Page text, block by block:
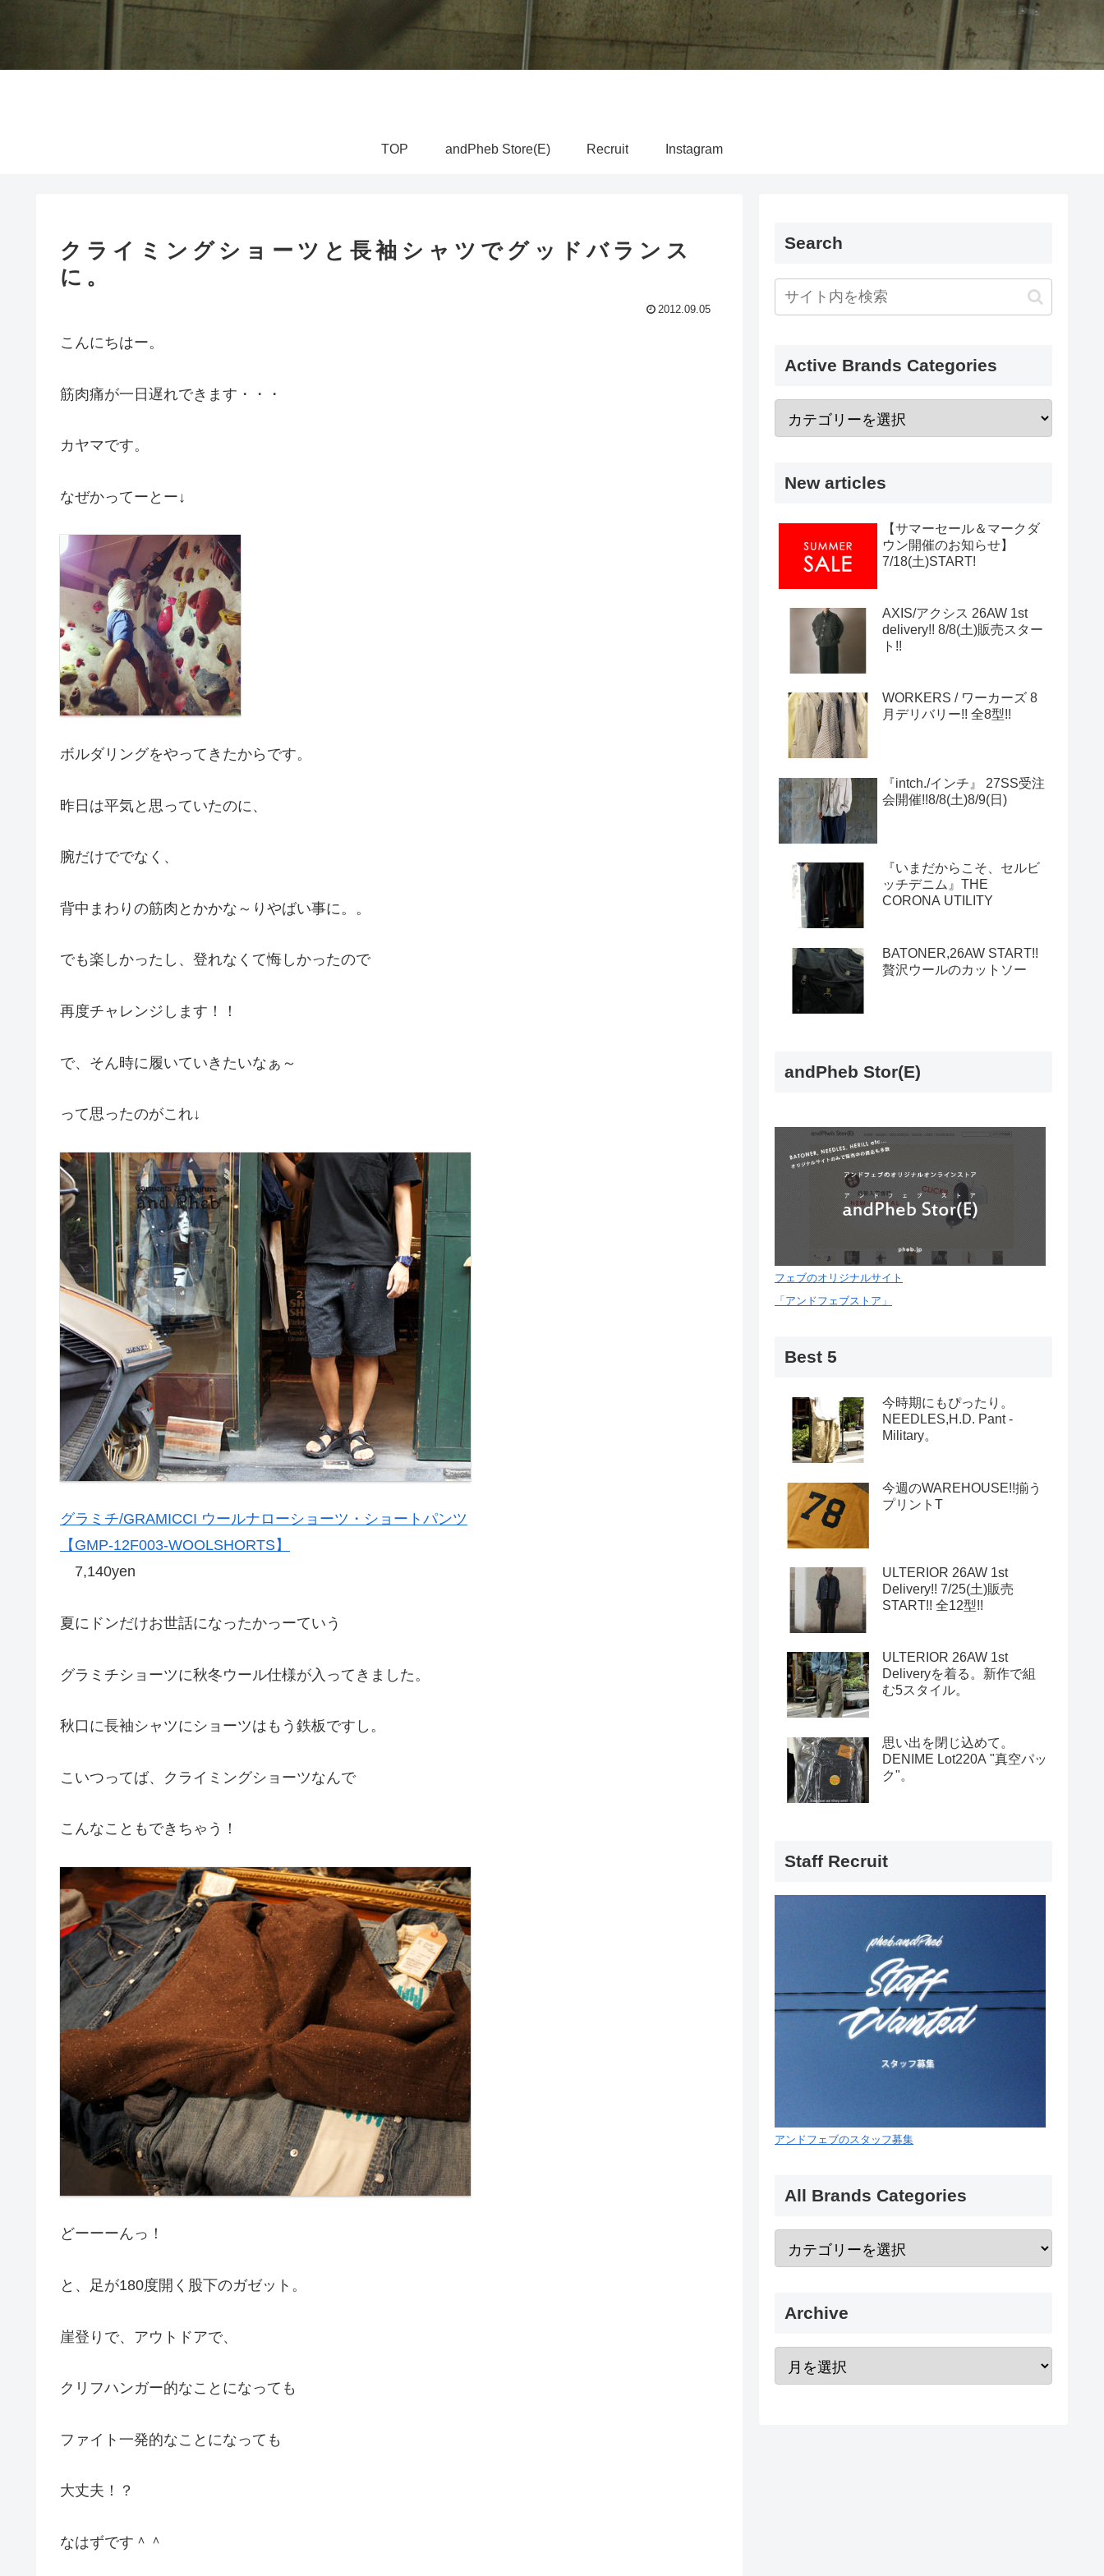
TOP andPheb Store(E) Recruit Instagram
クライミングショーツと長袖シャツでグッドバランス
に。
2012.09.05
こんにちはー。
筋肉痛が一日遅れできます・・・
カヤマです。
なぜかってーとー↓
ボルダリングをやってきたからです。
昨日は平気と思っていたのに、
腕だけででなく、
背中まわりの筋肉とかかな～りやばい事に。。
でも楽しかったし、登れなくて悔しかったので
再度チャレンジします！！
で、そん時に履いていきたいなぁ～
って思ったのがこれ↓
グラミチ/GRAMICCI ウールナローショーツ・ショートパンツ
【GMP-12F003-WOOLSHORTS】
7,140yen
夏にドンだけお世話になったかっーていう
グラミチショーツに秋冬ウール仕様が入ってきました。
秋口に長袖シャツにショーツはもう鉄板ですし。
こいつってば、クライミングショーツなんで
こんなこともできちゃう！
どーーーんっ！
と、足が180度開く股下のガゼット。
崖登りで、アウトドアで、
クリフハンガー的なことになっても
ファイト一発的なことになっても
大丈夫！？
なはずです＾＾
Search
Active Brands Categories
New articles
【サマーセール＆マークダ
ウン開催のお知らせ】
7/18(土)START!
AXIS/アクシス 26AW 1st
delivery!! 8/8(土)販売スター
ト!!
WORKERS / ワーカーズ 8
月デリバリー!! 全8型!!
『intch./インチ』 27SS受注
会開催!!8/8(土)8/9(日)
『いまだからこそ、セルビ
ッチデニム』THE
CORONA UTILITY
BATONER,26AW START!!
贅沢ウールのカットソー
andPheb Stor(E)
フェブのオリジナルサイト
「アンドフェブストア」
Best 5
今時期にもぴったり。
NEEDLES,H.D. Pant -
Military。
今週のWAREHOUSE!!揃う
プリントT
ULTERIOR 26AW 1st
Delivery!! 7/25(土)販売
START!! 全12型!!
ULTERIOR 26AW 1st
Deliveryを着る。新作で組
む5スタイル。
思い出を閉じ込めて。
DENIME Lot220A "真空パッ
ク"。
Staff Recruit
アンドフェブのスタッフ募集
All Brands Categories
Archive